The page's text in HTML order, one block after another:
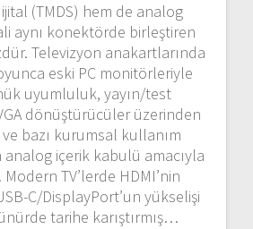
(TMDS) hem de analog
aynı konektörde birleştiren
Televizyon anakartlarında
eski PC monitörleriyle
uyumluluk, yayın/test
dönüştürücüler üzerinden
bazı kurumsal kullanım
analog içerik kabulü amacıyla
Modern TV’lerde HDMI’nin
C/DisplayPort’un yükselişi
tarihe karıştırmış…